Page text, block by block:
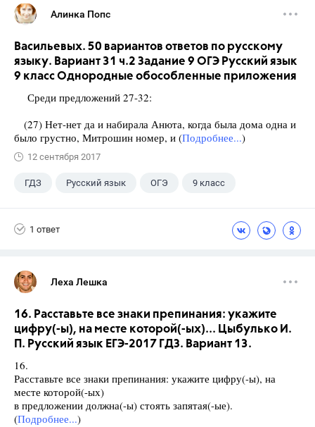
Алинка Попс
Васильевых. 50 вариантов ответов по русскому
языку. Вариант 31 ч.2 Задание 9 ОГЭ Русский язык
9 класс Однородные обособленные приложения
Среди предложений 27-32:
(27) Нет-нет да и набирала Анюта, когда была дома одна и
было грустно, Митрошин номер, и (Подробнее...)
12 сентября 2017
ГДЗ Русский язык ОГЭ 9 класс
1 ответ
Леха Лешка
16. Расставьте все знаки препинания: укажите
цифру(-ы), на месте которой(-ых)... Цыбулько И.
П. Русский язык ЕГЭ-2017 ГДЗ. Вариант 13.
16.
Расставьте все знаки препинания: укажите цифру(-ы), на
месте которой(-ых)
в предложении должна(-ы) стоять запятая(-ые).
(Подробнее...)